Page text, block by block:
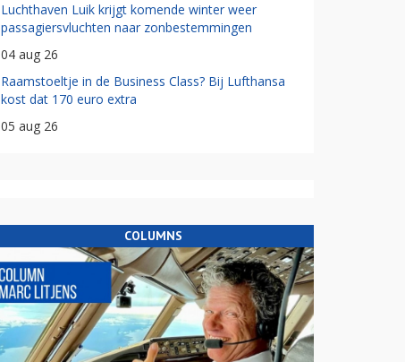
Luchthaven Luik krijgt komende winter weer
passagiersvluchten naar zonbestemmingen
04 aug 26
Raamstoeltje in de Business Class? Bij Lufthansa
kost dat 170 euro extra
05 aug 26
COLUMNS